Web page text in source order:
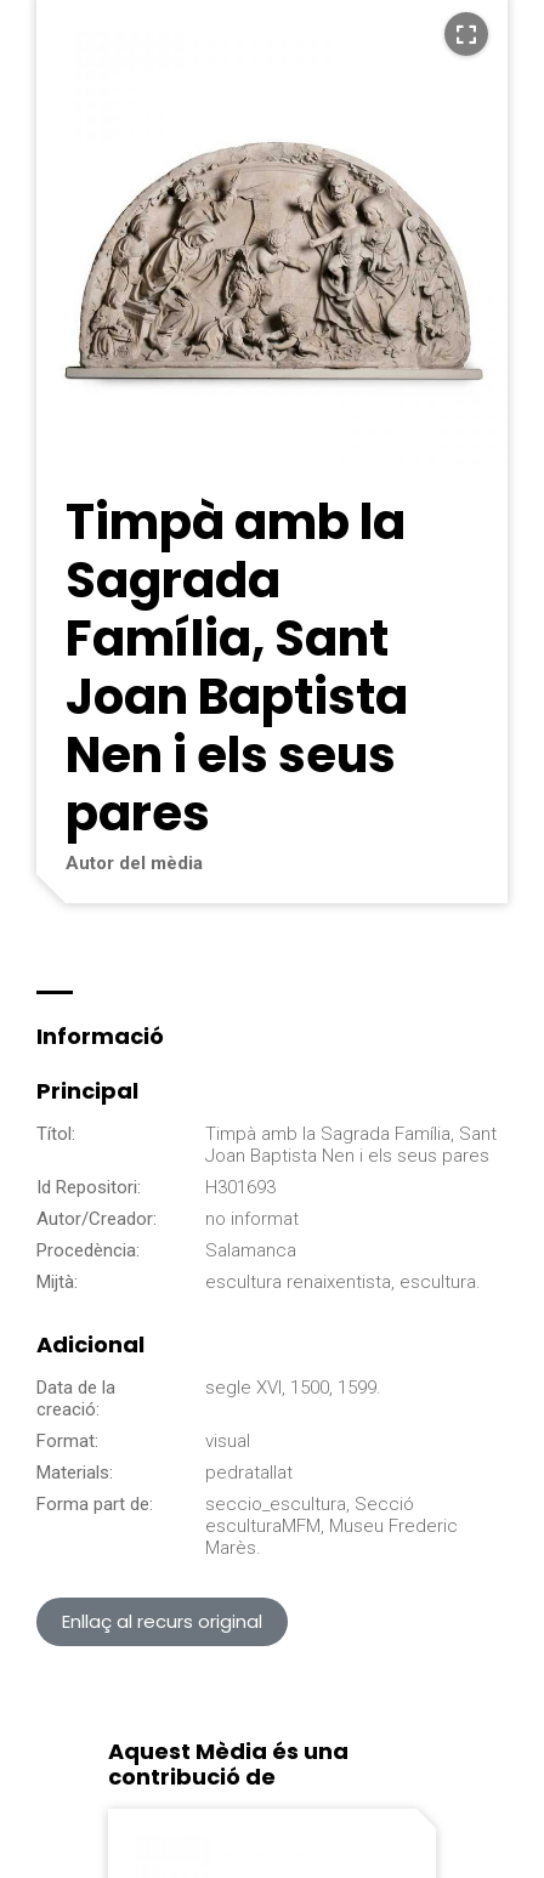
Timpà amb la
Sagrada
Família, Sant
Joan Baptista
Nen i els seus
pares
Autor del mèdia
Informació
Principal
Títol:
Timpà amb la Sagrada Família, Sant
Joan Baptista Nen i els seus pares
Id Repositori:
H301693
Autor/Creador:
no informat
Procedència:
Salamanca
Mijtà:
escultura renaixentista, escultura.
Adicional
Data de la
creació:
segle XVI, 1500, 1599.
Format:
visual
Materials:
pedratallat
Forma part de:
seccio_escultura, Secció
esculturaMFM, Museu Frederic
Marès.
Enllaç al recurs original
Aquest Mèdia és una
contribució de